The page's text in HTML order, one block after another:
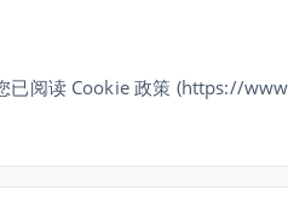
已阅读 Cookie 政策 (https://